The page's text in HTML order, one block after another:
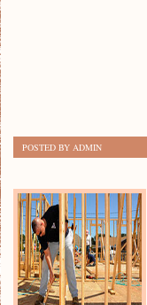
POSTED BY ADMIN